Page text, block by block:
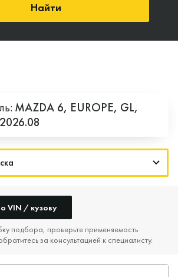
Найти
MAZDA 6, EUROPE, GL,
VIN / кузову
подбора, проверьте применяемость
за консультацией к специалисту.